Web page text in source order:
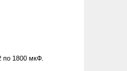
по 1800 мкФ.